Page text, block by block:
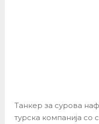
Танкер за сурова
турска компанија